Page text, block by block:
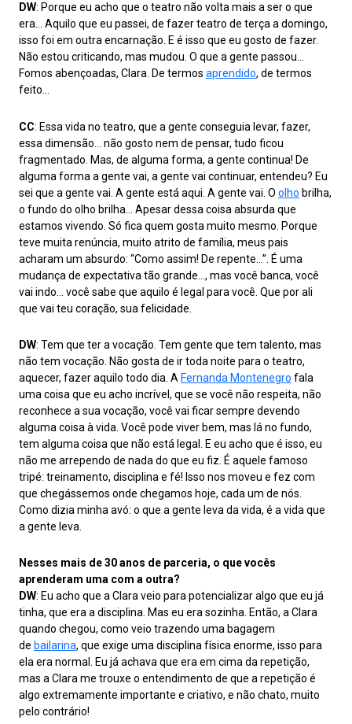
DW: Porque eu acho que o teatro não volta mais a ser o que
era… Aquilo que eu passei, de fazer teatro de terça a domingo,
isso foi em outra encarnação. E é isso que eu gosto de fazer.
Não estou criticando, mas mudou. O que a gente passou…
Fomos abençoadas, Clara. De termos aprendido, de termos
feito…
CC: Essa vida no teatro, que a gente conseguia levar, fazer,
essa dimensão… não gosto nem de pensar, tudo ficou
fragmentado. Mas, de alguma forma, a gente continua! De
alguma forma a gente vai, a gente vai continuar, entendeu? Eu
sei que a gente vai. A gente está aqui. A gente vai. O olho brilha,
o fundo do olho brilha… Apesar dessa coisa absurda que
estamos vivendo. Só fica quem gosta muito mesmo. Porque
teve muita renúncia, muito atrito de família, meus pais
acharam um absurdo: “Como assim! De repente…”. É uma
mudança de expectativa tão grande…, mas você banca, você
vai indo… você sabe que aquilo é legal para você. Que por ali
que vai teu coração, sua felicidade.
DW: Tem que ter a vocação. Tem gente que tem talento, mas
não tem vocação. Não gosta de ir toda noite para o teatro,
aquecer, fazer aquilo todo dia. A Fernanda Montenegro fala
uma coisa que eu acho incrível, que se você não respeita, não
reconhece a sua vocação, você vai ficar sempre devendo
alguma coisa à vida. Você pode viver bem, mas lá no fundo,
tem alguma coisa que não está legal. E eu acho que é isso, eu
não me arrependo de nada do que eu fiz. É aquele famoso
tripé: treinamento, disciplina e fé! Isso nos moveu e fez com
que chegássemos onde chegamos hoje, cada um de nós.
Como dizia minha avó: o que a gente leva da vida, é a vida que
a gente leva.
Nesses mais de 30 anos de parceria, o que vocês
aprenderam uma com a outra?
DW: Eu acho que a Clara veio para potencializar algo que eu já
tinha, que era a disciplina. Mas eu era sozinha. Então, a Clara
quando chegou, como veio trazendo uma bagagem
de bailarina, que exige uma disciplina física enorme, isso para
ela era normal. Eu já achava que era em cima da repetição,
mas a Clara me trouxe o entendimento de que a repetição é
algo extremamente importante e criativo, e não chato, muito
pelo contrário!